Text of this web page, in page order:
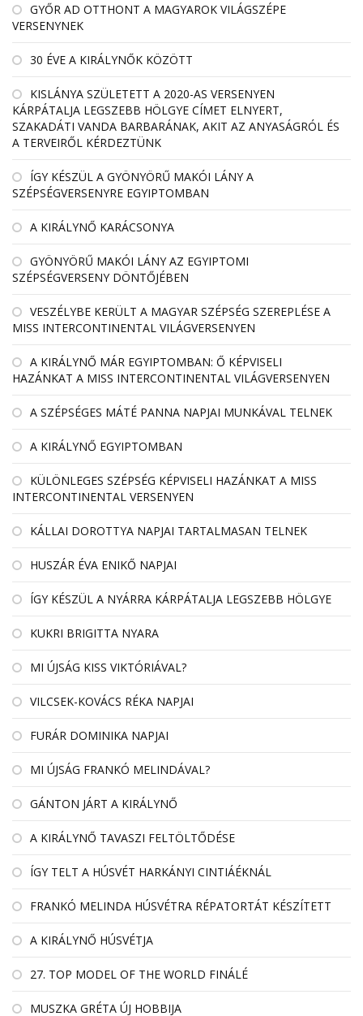
GYŐR AD OTTHONT A MAGYAROK VILÁGSZÉPE
VERSENYNEK
30 ÉVE A KIRÁLYNŐK KÖZÖTT
KISLÁNYA SZÜLETETT A 2020-AS VERSENYEN
KÁRPÁTALJA LEGSZEBB HÖLGYE CÍMET ELNYERT,
SZAKADÁTI VANDA BARBARÁNAK, AKIT AZ ANYASÁGRÓL ÉS
A TERVEIRŐL KÉRDEZTÜNK
ÍGY KÉSZÜL A GYÖNYÖRŰ MAKÓI LÁNY A
SZÉPSÉGVERSENYRE EGYIPTOMBAN
A KIRÁLYNŐ KARÁCSONYA
GYÖNYÖRŰ MAKÓI LÁNY AZ EGYIPTOMI
SZÉPSÉGVERSENY DÖNTŐJÉBEN
VESZÉLYBE KERÜLT A MAGYAR SZÉPSÉG SZEREPLÉSE A
MISS INTERCONTINENTAL VILÁGVERSENYEN
A KIRÁLYNŐ MÁR EGYIPTOMBAN: Ő KÉPVISELI
HAZÁNKAT A MISS INTERCONTINENTAL VILÁGVERSENYEN
A SZÉPSÉGES MÁTÉ PANNA NAPJAI MUNKÁVAL TELNEK
A KIRÁLYNŐ EGYIPTOMBAN
KÜLÖNLEGES SZÉPSÉG KÉPVISELI HAZÁNKAT A MISS
INTERCONTINENTAL VERSENYEN
KÁLLAI DOROTTYA NAPJAI TARTALMASAN TELNEK
HUSZÁR ÉVA ENIKŐ NAPJAI
ÍGY KÉSZÜL A NYÁRRA KÁRPÁTALJA LEGSZEBB HÖLGYE
KUKRI BRIGITTA NYARA
MI ÚJSÁG KISS VIKTÓRIÁVAL?
VILCSEK-KOVÁCS RÉKA NAPJAI
FURÁR DOMINIKA NAPJAI
MI ÚJSÁG FRANKÓ MELINDÁVAL?
GÁNTON JÁRT A KIRÁLYNŐ
A KIRÁLYNŐ TAVASZI FELTÖLTŐDÉSE
ÍGY TELT A HÚSVÉT HARKÁNYI CINTIÁÉKNÁL
FRANKÓ MELINDA HÚSVÉTRA RÉPATORTÁT KÉSZÍTETT
A KIRÁLYNŐ HÚSVÉTJA
27. TOP MODEL OF THE WORLD FINÁLÉ
MUSZKA GRÉTA ÚJ HOBBIJA